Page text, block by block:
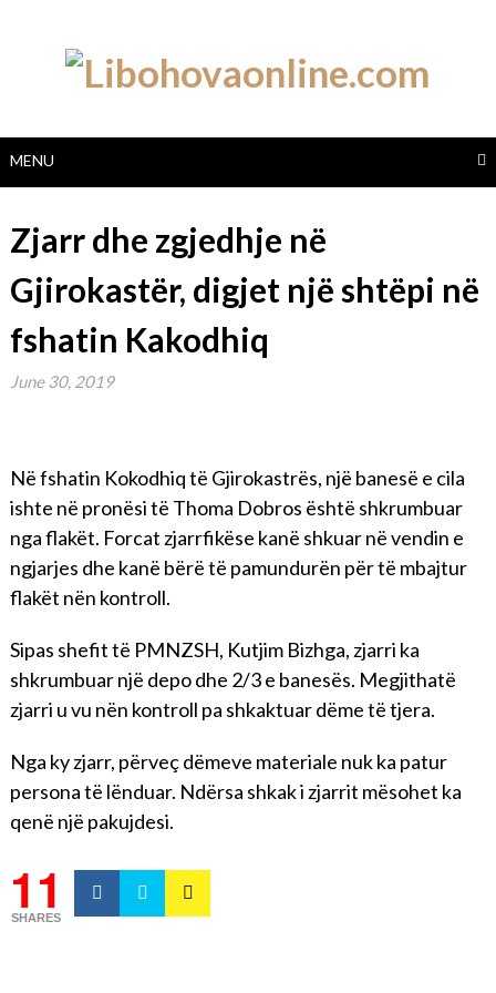
MENU
Zjarr dhe zgjedhje në
Gjirokastër, digjet një shtëpi në
fshatin Kakodhiq
June 30, 2019
Në fshatin Kokodhiq të Gjirokastrës, një banesë e cila
ishte në pronësi të Thoma Dobros është shkrumbuar
nga flakët. Forcat zjarrfikëse kanë shkuar në vendin e
ngjarjes dhe kanë bërë të pamundurën për të mbajtur
flakët nën kontroll.
Sipas shefit të PMNZSH, Kutjim Bizhga, zjarri ka
shkrumbuar një depo dhe 2/3 e banesës. Megjithatë
zjarri u vu nën kontroll pa shkaktuar dëme të tjera.
Nga ky zjarr, përveç dëmeve materiale nuk ka patur
persona të lënduar. Ndërsa shkak i zjarrit mësohet ka
qenë një pakujdesi.
11
SHARES